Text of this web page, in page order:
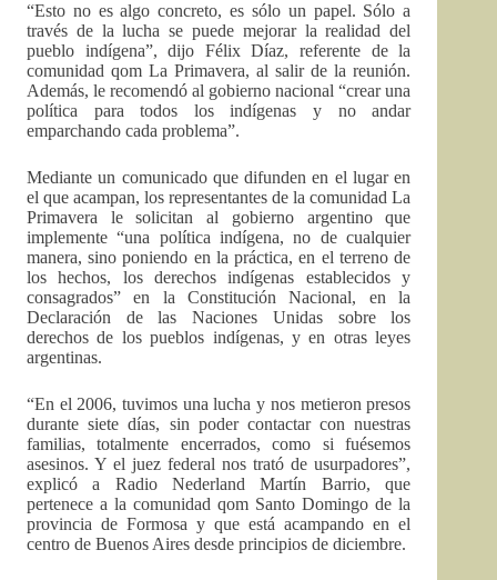
“Esto no es algo concreto, es sólo un papel. Sólo a
través de la lucha se puede mejorar la realidad del
pueblo indígena”, dijo Félix Díaz, referente de la
comunidad qom La Primavera, al salir de la reunión.
Además, le recomendó al gobierno nacional “crear una
política para todos los indígenas y no andar
emparchando cada problema”.
Mediante un comunicado que difunden en el lugar en
el que acampan, los representantes de la comunidad La
Primavera le solicitan al gobierno argentino que
implemente “una política indígena, no de cualquier
manera, sino poniendo en la práctica, en el terreno de
los hechos, los derechos indígenas establecidos y
consagrados” en la Constitución Nacional, en la
Declaración de las Naciones Unidas sobre los
derechos de los pueblos indígenas, y en otras leyes
argentinas.
“En el 2006, tuvimos una lucha y nos metieron presos
durante siete días, sin poder contactar con nuestras
familias, totalmente encerrados, como si fuésemos
asesinos. Y el juez federal nos trató de usurpadores”,
explicó a Radio Nederland Martín Barrio, que
pertenece a la comunidad qom Santo Domingo de la
provincia de Formosa y que está acampando en el
centro de Buenos Aires desde principios de diciembre.